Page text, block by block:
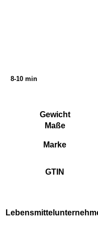
8-10 min
Gewicht
Maße
Marke
GTIN